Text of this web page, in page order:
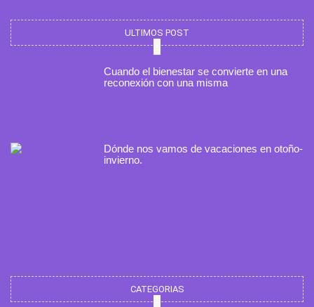
ULTIMOS POST
Cuando el bienestar se convierte en una
reconexión con una misma
Dónde nos vamos de vacaciones en otoño-
invierno.
CATEGORIAS